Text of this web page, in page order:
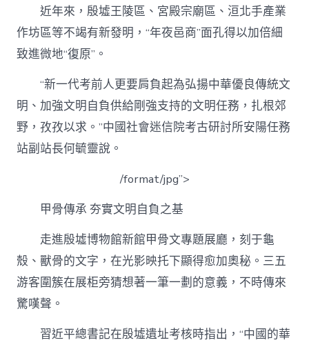
近年來，殷墟王陵區、宮殿宗廟區、洹北手產業
作坊區等不竭有新發明，“年夜邑商”面孔得以加倍細
致進微地“復原”。
“新一代考前人更要肩負起為弘揚中華優良傳統文
明、加強文明自負供給剛強支持的文明任務，扎根郊
野，孜孜以求。”中國社會迷信院考古研討所安陽任務
站副站長何毓靈說。
/format/jpg”>
甲骨傳承 夯實文明自負之基
走進殷墟博物館新館甲骨文專題展廳，刻于龜
殼、獸骨的文字，在光影映托下顯得愈加奧秘。三五
游客圍簇在展柜旁猜想著一筆一劃的意義，不時傳來
驚嘆聲。
習近平總書記在殷墟遺址考核時指出，“中國的華